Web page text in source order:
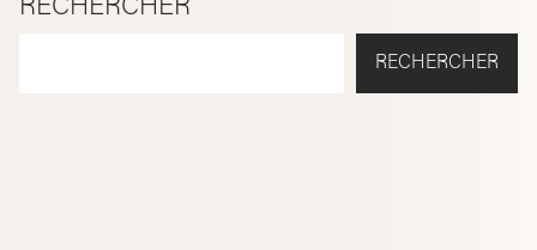
RECHERCHER
RECHERCHER